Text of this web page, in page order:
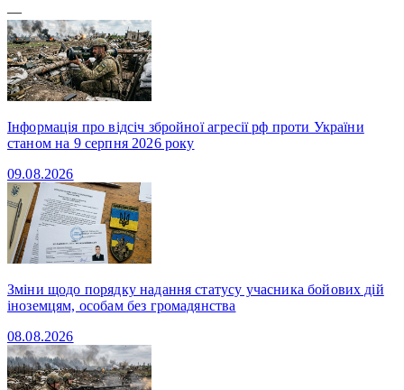
—
Інформація про відсіч збройної агресії рф проти України
станом на 9 серпня 2026 року
09.08.2026
Зміни щодо порядку надання статусу учасника бойових дій
іноземцям, особам без громадянства
08.08.2026